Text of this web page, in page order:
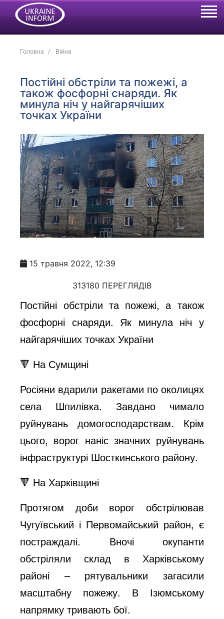
Головна Війна
Постійні обстріли та пожежі, а
також фосфорні снаряди. Як
минула ніч у найгарячіших
точках України
15 травня 2022, 12:39
313180 ПЕРЕГЛЯДІВ
Постійні обстріли та пожежі, а також
фосфорні снаряди. Як минула ніч у
найгарячіших точках України
🔻 На Сумщині
Росіяни вдарили ракетами по околицях
села Шпилівка. Завдано чимало
руйнувань домогосподарствам. Крім
цього, ворог наніс значних руйнувань
інфраструктурі Шосткинського району.
🔻 На Харківщині
Протягом доби ворог обстрілював
Чугуївський і Первомайський район, є
постраждалі. Вночі окупанти
обстріляли склад в Харківському
районі – рятувальники загасили
масштабну пожежу. В Ізюмському
напрямку тривають бої.